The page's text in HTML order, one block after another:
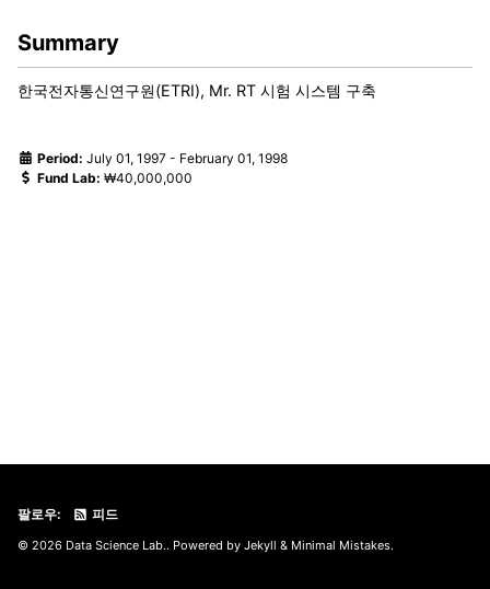
Summary
한국전자통신연구원(ETRI), Mr. RT 시험 시스템 구축
Period: July 01, 1997 - February 01, 1998
Fund Lab: ₩40,000,000
팔로우: 피드
© 2026 Data Science Lab.. Powered by Jekyll & Minimal Mistakes.